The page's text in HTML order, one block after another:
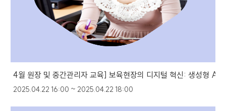
4월 원장 및 중간관리자 교육] 보육현장의 디지털 혁신: 생성형 AI
2025.04.22 16:00 ~ 2025.04.22 18:00